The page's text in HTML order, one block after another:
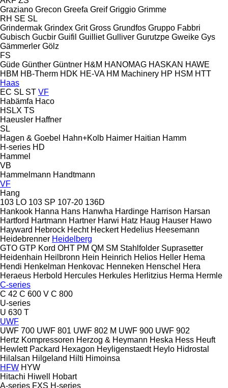
Graziano Grecon Greefa Greif Griggio Grimme
RH SE SL
Grindermak Grindex Grit Gross Grundfos Gruppo Fabbri
Gubisch Gucbir Guifil Guilliet Gulliver Gurutzpe Gweike Gys
Gämmerler Gölz
FS
Güde Günther Güntner H&M HANOMAG HASKAN HAWE
HBM HB‑Therm HDK HE-VA HM Machinery HP HSM HTT
Haas
EC SL ST VF
Habämfa Haco
HSLX TS
Haeusler Haffner
SL
Hagen & Goebel Hahn+Kolb Haimer Haitian Hamm
H-series HD
Hammel
VB
Hammelmann Handtmann
VF
Hang
103 LO 103 SP 107-20 136D
Hankook Hanna Hans Hanwha Hardinge Harrison Harsan
Hartford Hartmann Hartner Harwi Hatz Haug Hauser Hawo
Hayward Hebrock Hecht Heckert Hedelius Heesemann
Heidebrenner Heidelberg
GTO GTP Kord OHT PM QM SM Stahlfolder Suprasetter
Heidenhain Heilbronn Hein Heinrich Helios Heller Hema
Hendi Henkelman Henkovac Henneken Henschel Hera
Heraeus Herbold Hercules Herkules Herlitzius Herma Hermle
C-series
C 42 C 600 V C 800
U-series
U 630 T
UWF
UWF 700 UWF 801 UWF 802 M UWF 900 UWF 902
Hertz Kompressoren Herzog & Heymann Heska Hess Heuft
Hewlett Packard Hexagon Heyligenstaedt Heylo Hidrostal
Hilalsan Hilgeland Hilti Himoinsa
HFW HYW
Hitachi Hiwell
Hobart
A-series FXS H-series